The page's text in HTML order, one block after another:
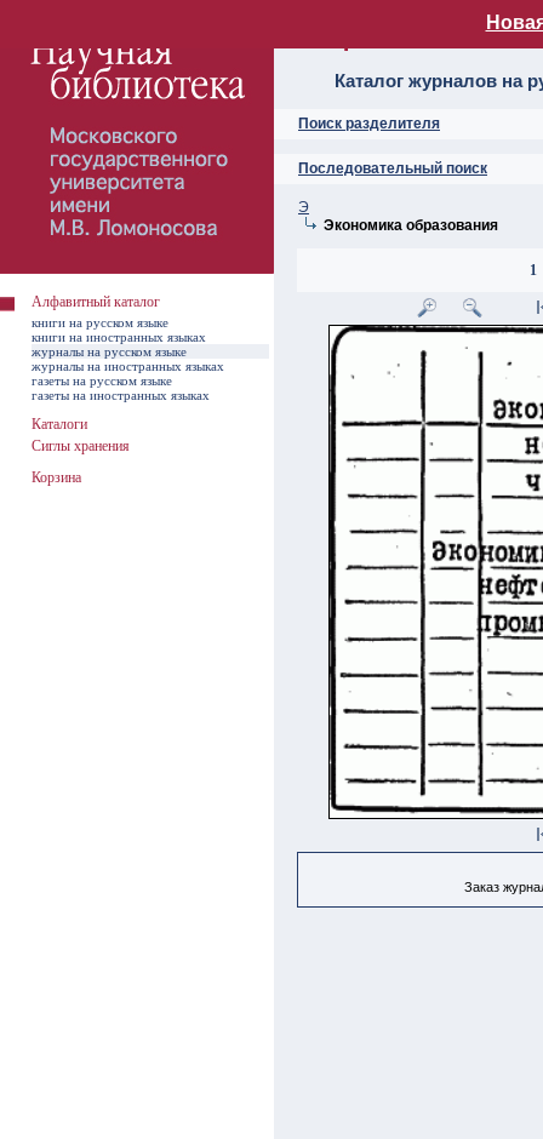
Алфавитный
Каталог журналов на
Поиск разделителя
Последовательный поиск
Э
Экономика образования
1
Заказ
Алфавитный каталог
книги на русском языке
книги на иностранных языках
журналы на русском языке
журналы на иностранных языках
газеты на русском языке
газеты на иностранных языках
Каталоги
Сиглы хранения
Корзина